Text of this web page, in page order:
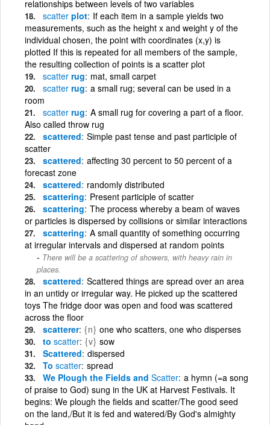
relationships between levels of two variables
scatter plot If each item in a sample yields two
measurements, such as the height x and weight y of the
individual chosen, the point with coordinates (x,y) is
plotted If this is repeated for all members of the sample,
the resulting collection of points is a scatter plot
scatter rug mat, small carpet
scatter rug a small rug; several can be used in a
room
scatter rug A small rug for covering a part of a floor.
Also called throw rug
scattered Simple past tense and past participle of
scatter
scattered affecting 30 percent to 50 percent of a
forecast zone
scattered randomly distributed
scattering Present participle of scatter
scattering The process whereby a beam of waves
or particles is dispersed by collisions or similar interactions
scattering A small quantity of something occurring
at irregular intervals and dispersed at random points
There will be a scattering of showers, with heavy rain in
places.
scattered Scattered things are spread over an area
in an untidy or irregular way. He picked up the scattered
toys The fridge door was open and food was scattered
across the floor
scatterer {n} one who scatters, one who disperses
to scatter {v} sow
Scattered dispersed
To scatter spread
We Plough the Fields and Scatter a hymn (=a song
of praise to God) sung in the UK at Harvest Festivals. It
begins: We plough the fields and scatter/The good seed
on the land,/But it is fed and watered/By God's almighty